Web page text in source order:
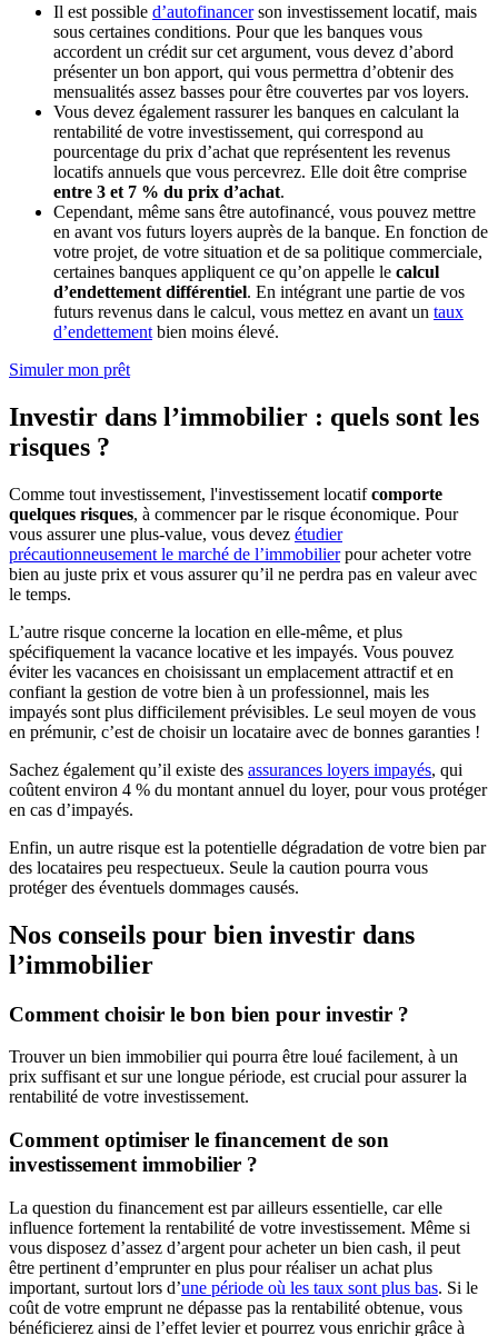
Il est possible d’autofinancerson investissement locatif, mais
sous certaines conditions. Pour que les banques vous
accordent un crédit sur cet argument, vous devez d’abord
présenter un bon apport, qui vous permettra d’obtenir des
mensualités assez basses pour être couvertes par vos loyers.
Vous devez également rassurer les banques en calculant la
rentabilité de votre investissement, qui correspond au
pourcentage du prix d’achat que représentent les revenus
locatifs annuels que vous percevrez. Elle doit être comprise
entre 3 et 7 % du prix d’achat.
Cependant, même sans être autofinancé, vous pouvez mettre
en avant vos futurs loyers auprès de la banque. En fonction de
votre projet, de votre situation et de sa politique commerciale,
certaines banques appliquent ce qu’on appelle le calcul
d’endettement différentiel. En intégrant une partie de vos
futurs revenus dans le calcul, vous mettez en avant un taux
d’endettement bien moins élevé.
Simuler mon prêt
Investir dans l’immobilier : quels sont les
risques ?
Comme tout investissement, l'investissement locatifcomporte
quelques risques, à commencer par le risque économique. Pour
vous assurer une plus-value, vous devez étudier
précautionneusement le marché de l’immobilierpour acheter votre
bien au juste prix et vous assurer qu’il ne perdra pas en valeur avec
le temps.
L’autre risque concerne la location en elle-même, et plus
spécifiquement la vacance locative et les impayés. Vous pouvez
éviter les vacances en choisissant un emplacement attractif et en
confiant la gestion de votre bien à un professionnel, mais les
impayés sont plus difficilement prévisibles. Le seul moyen de vous
en prémunir, c’est de choisir un locataire avec de bonnes garanties !
Sachez également qu’il existe des assurances loyers impayés, qui
coûtent environ 4 % du montant annuel du loyer, pour vous protéger
en cas d’impayés.
Enfin, un autre risque est la potentielle dégradation de votre bien par
des locataires peu respectueux. Seule la caution pourra vous
protéger des éventuels dommages causés.
Nos conseils pour bien investir dans
l’immobilier
Comment choisir le bon bien pour investir ?
Trouver un bien immobilier qui pourra être loué facilement, à un
prix suffisant et sur une longue période, est crucial pour assurer la
rentabilité de votre investissement.
Comment optimiser le financement de son
investissement immobilier ?
La question du financement est par ailleurs essentielle, car elle
influence fortement la rentabilité de votre investissement. Même si
vous disposez d’assez d’argent pour acheter un bien cash, il peut
être pertinent d’emprunter en plus pour réaliser un achat plus
important, surtout lors d’une période où les taux sont plus bas. Si le
coût de votre emprunt ne dépasse pas la rentabilité obtenue, vous
bénéficierez ainsi de l’effet levier et pourrez vous enrichir grâce à